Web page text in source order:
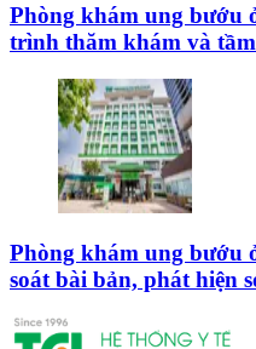
Phòng khám ung bướu
trình thăm khám và
Phòng khám ung bướu
soát bài bản, phát hiện